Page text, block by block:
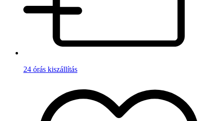
24 órás kiszállítás